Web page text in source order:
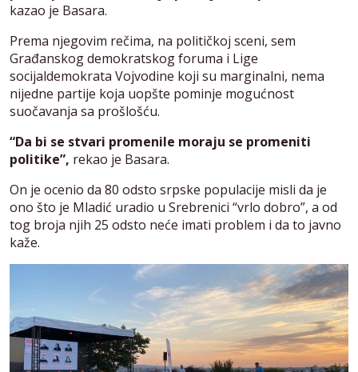
kazao je Basara.
Prema njegovim rečima, na političkoj sceni, sem
Građanskog demokratskog foruma i Lige
socijaldemokrata Vojvodine koji su marginalni, nema
nijedne partije koja uopšte pominje mogućnost
suočavanja sa prošlošću.
“Da bi se stvari promenile moraju se promeniti
politike”, rekao je Basara.
On je ocenio da 80 odsto srpske populacije misli da je
ono što je Mladić uradio u Srebrenici “vrlo dobro”, a od
tog broja njih 25 odsto neće imati problem i da to javno
kaže.